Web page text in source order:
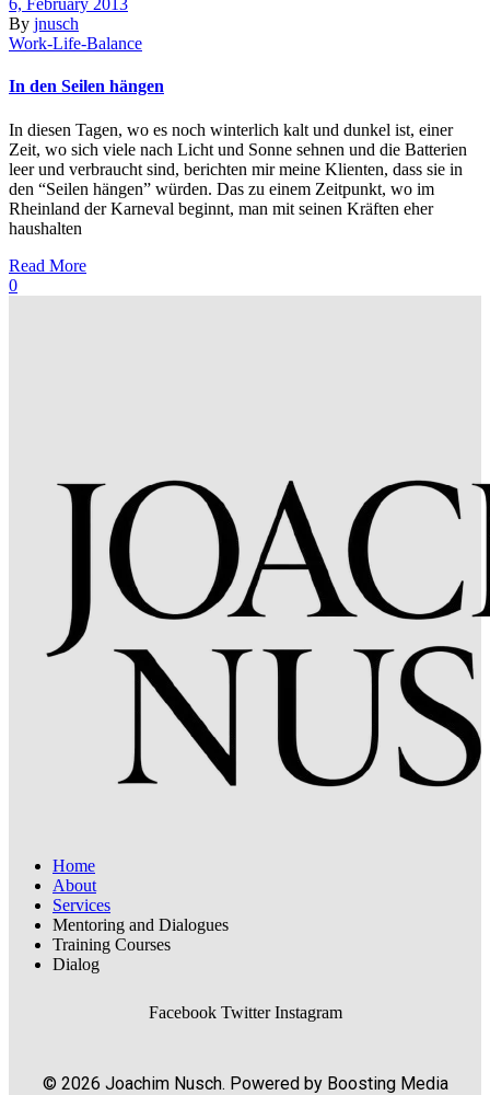
6, February 2013
By jnusch
Work-Life-Balance
In den Seilen hängen
In diesen Tagen, wo es noch winterlich kalt und dunkel ist, einer
Zeit, wo sich viele nach Licht und Sonne sehnen und die Batterien
leer und verbraucht sind, berichten mir meine Klienten, dass sie in
den “Seilen hängen” würden. Das zu einem Zeitpunkt, wo im
Rheinland der Karneval beginnt, man mit seinen Kräften eher
haushalten
Read More
0
Home
About
Services
Mentoring and Dialogues
Training Courses
Dialog
Facebook Twitter Instagram
© 2026 Joachim Nusch. Powered by Boosting Media